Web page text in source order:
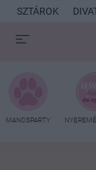
SZTÁROK
MANCSPARTY